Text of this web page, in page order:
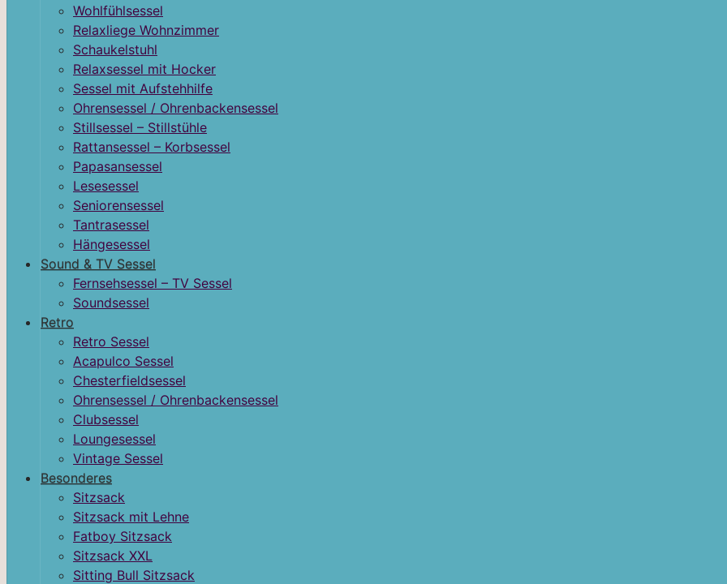
Wohlfühlsessel
Relaxliege Wohnzimmer
Schaukelstuhl
Relaxsessel mit Hocker
Sessel mit Aufstehhilfe
Ohrensessel / Ohrenbackensessel
Stillsessel – Stillstühle
Rattansessel – Korbsessel
Papasansessel
Lesesessel
Seniorensessel
Tantrasessel
Hängesessel
Sound & TV Sessel
Fernsehsessel – TV Sessel
Soundsessel
Retro
Retro Sessel
Acapulco Sessel
Chesterfieldsessel
Ohrensessel / Ohrenbackensessel
Clubsessel
Loungesessel
Vintage Sessel
Besonderes
Sitzsack
Sitzsack mit Lehne
Fatboy Sitzsack
Sitzsack XXL
Sitting Bull Sitzsack